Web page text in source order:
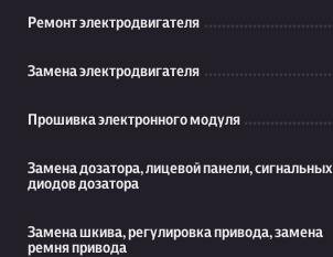
Ремонт электродвигателя
Замена электродвигателя
Прошивка электронного модуля
Замена дозатора, лицевой панели, сигнальных
диодов дозатора
Замена шкива, регулировка привода, замена
ремня привода